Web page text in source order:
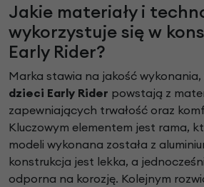
Jakie materiały i
wykorzystuje się w
Early Rider?
Marka stawia na jakość
dzieci Early Rider powstają z
zapewniających trwałość oraz
Kluczowym elementem jest rama,
modeli wykonana została z
konstrukcja jest lekka, a
odporna na korozję. Kolejnym